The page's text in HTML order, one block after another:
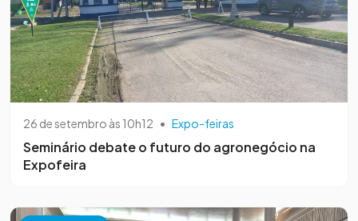
26 de setembro às 10h12 • Expo-feiras
Seminário debate o futuro do agronegócio na
Expofeira